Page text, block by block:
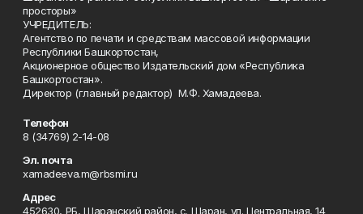
просторы»
УЧРЕДИТЕЛЬ:
Агентство по печати и средствам массовой информации
Республики Башкортостан,
Акционерное общество Издательский дом «Республика
Башкортостан».
Директор (главный редактор) М.Ф. Хамадеева.
Телефон
8 (34769) 2-14-08
Эл. почта
xamadeeva.m@rbsmi.ru
Адрес
452630, РБ, Шаранский район, с. Шаран, ул. Центральная, 14